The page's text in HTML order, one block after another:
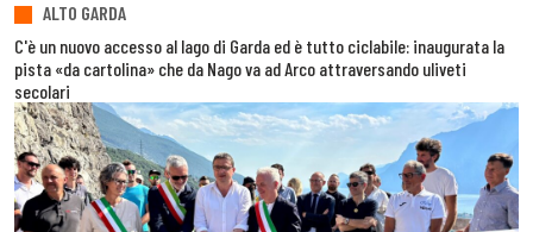
ALTO GARDA
C'è un nuovo accesso al lago di Garda ed è tutto ciclabile: inaugurata la
pista «da cartolina» che da Nago va ad Arco attraversando uliveti
secolari